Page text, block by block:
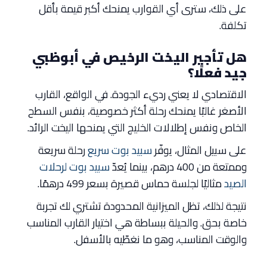
على ذلك، سترى أي القوارب يمنحك أكبر قيمة بأقل
تكلفة.
هل تأجير اليخت الرخيص في أبوظبي
جيد فعلًا؟
الاقتصادي لا يعني رديء الجودة. في الواقع، القارب
الأصغر غالبًا يمنحك رحلة أكثر خصوصية، بنفس السطح
الخاص ونفس إطلالات الخليج التي يمنحها اليخت الرائد.
على سبيل المثال، يوفّرسبيد بوت سريعرحلة سريعة
وممتعة من 400 درهم، بينما يُعدّ
سبيد بوت لرحلات
الصيدمثاليًا لجلسة حماس قصيرة بسعر 499 درهمًا.
نتيجة لذلك، تظل الميزانية المحدودة تشتري لك تجربة
خاصة بحق. والحيلة ببساطة هي اختيار القارب المناسب
والوقت المناسب، وهو ما نغطّيه بالأسفل.